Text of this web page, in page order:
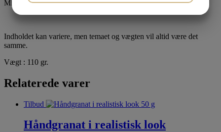
Mindst 12 – 24 måneder efter købet
Indholdet kan variere, men temaet og vægten vil altid være det
samme.
Vægt : 110 gr.
Relaterede varer
Tilbud
Håndgranat i realistisk look